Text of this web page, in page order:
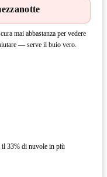
mai abbastanza per vedere
— serve il buio vero.
33% di nuvole in più